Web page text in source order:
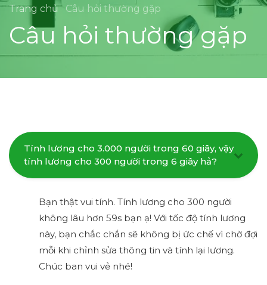
Trang chủ Câu hỏi thường gặp
Câu hỏi thường gặp
Tính lương cho 3.000 người trong 60 giây, vậy
tính lương cho 300 người trong 6 giây hả?
Bạn thật vui tính. Tính lương cho 300 người
không lâu hơn 59s bạn ạ! Với tốc độ tính lương
này, bạn chắc chắn sẽ không bị ức chế vì chờ đợi
mỗi khi chỉnh sửa thông tin và tính lại lương.
Chúc ban vui vẻ nhé!